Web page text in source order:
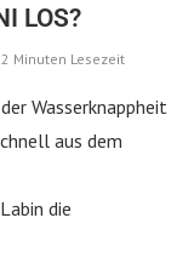
LOS?
2 Minuten Lesezeit
Wasserknappheit
aus dem
die